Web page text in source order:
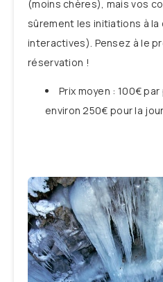
(moins chères), mais vos
sûrement les initiations à
interactives). Pensez à le
réservation !
Prix moyen : 100€
environ 250€ pour la